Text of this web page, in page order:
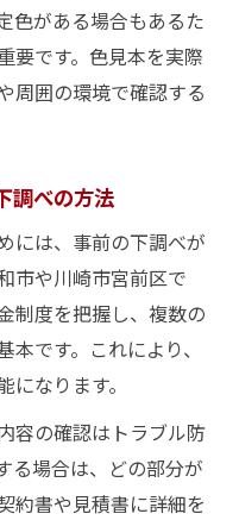
色がある場合もあるた
要です。色見本を実際
周囲の環境で確認する
調べの方法
には、事前の下調べが
市や川崎市宮前区で
制度を把握し、複数の
です。これにより、
なります。
容の確認はトラブル防
る場合は、どの部分が
約書や見積書に詳細を